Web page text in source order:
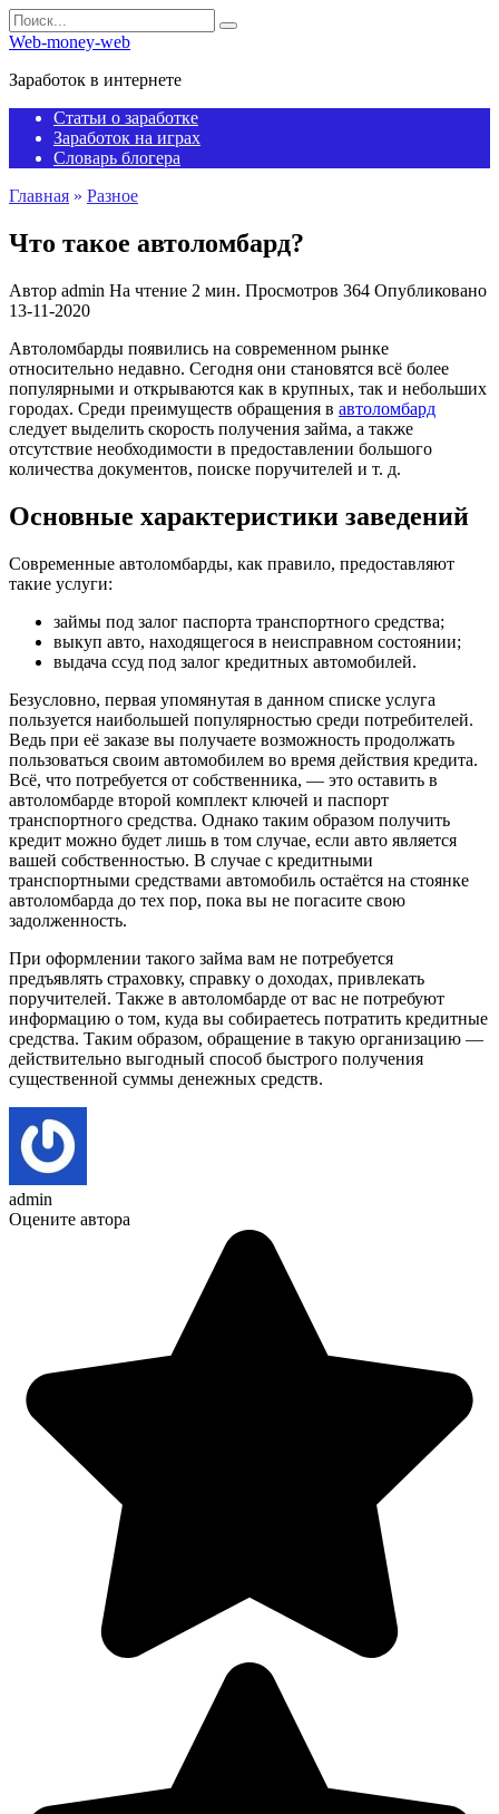
Перейти
к
содержанию
Search
for:
Web-money-web
Заработок в интернете
Статьи о заработке
Заработок на играх
Словарь блогера
Главная » Разное
Что такое автоломбард?
Автор admin На чтение 2 мин. Просмотров 364 Опубликовано
13-11-2020
Автоломбарды появились на современном рынке
относительно недавно. Сегодня они становятся всё более
популярными и открываются как в крупных, так и небольших
городах. Среди преимуществ обращения в автоломбард
следует выделить скорость получения займа, а также
отсутствие необходимости в предоставлении большого
количества документов, поиске поручителей и т. д.
Основные характеристики заведений
Современные автоломбарды, как правило, предоставляют
такие услуги:
займы под залог паспорта транспортного средства;
выкуп авто, находящегося в неисправном состоянии;
выдача ссуд под залог кредитных автомобилей.
Безусловно, первая упомянутая в данном списке услуга
пользуется наибольшей популярностью среди потребителей.
Ведь при её заказе вы получаете возможность продолжать
пользоваться своим автомобилем во время действия кредита.
Всё, что потребуется от собственника, — это оставить в
автоломбарде второй комплект ключей и паспорт
транспортного средства. Однако таким образом получить
кредит можно будет лишь в том случае, если авто является
вашей собственностью. В случае с кредитными
транспортными средствами автомобиль остаётся на стоянке
автоломбарда до тех пор, пока вы не погасите свою
задолженность.
При оформлении такого займа вам не потребуется
предъявлять страховку, справку о доходах, привлекать
поручителей. Также в автоломбарде от вас не потребуют
информацию о том, куда вы собираетесь потратить кредитные
средства. Таким образом, обращение в такую организацию —
действительно выгодный способ быстрого получения
существенной суммы денежных средств.
admin
Оцените автора